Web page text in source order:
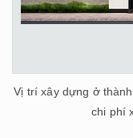
Vị trí xây dựng ở
chi phí